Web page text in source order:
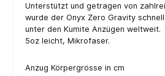
Unterstützt und getragen von
wurde der Onyx Zero Gravity
unter den Kumite Anzügen weltweit.
5oz leicht, Mikrofaser.
Anzug Körpergrösse in cm